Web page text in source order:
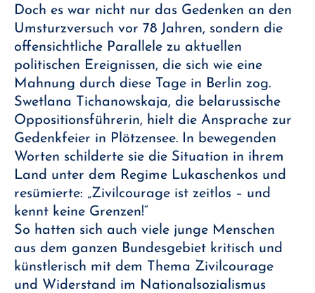
Doch es war nicht nur das Gedenken an den
Umsturzversuch vor 78 Jahren, sondern die
offensichtliche Parallele zu aktuellen
politischen Ereignissen, die sich wie eine
Mahnung durch diese Tage in Berlin zog.
Swetlana Tichanowskaja, die belarussische
Oppositionsführerin, hielt die Ansprache zur
Gedenkfeier in Plötzensee. In bewegenden
Worten schilderte sie die Situation in ihrem
Land unter dem Regime Lukaschenkos und
resümierte: „Zivilcourage ist zeitlos – und
kennt keine Grenzen!“
So hatten sich auch viele junge Menschen
aus dem ganzen Bundesgebiet kritisch und
künstlerisch mit dem Thema Zivilcourage
und Widerstand im Nationalsozialismus